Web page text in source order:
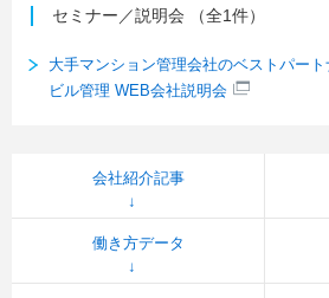
セミナー／説明会 （全1件）
大手マンション管理会社のベストパー
ビル管理 WEB会社説明会
会社紹介記事
働き方データ